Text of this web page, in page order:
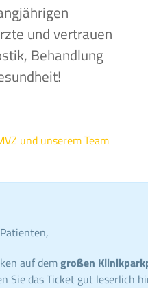
und vertrauen
Behandlung
und unserem Team
auf demgroßen
Sie das Ticket gut leserlich